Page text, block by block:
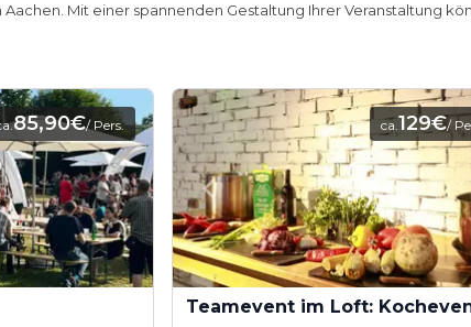
Mit einer spannenden Gestaltung Ihrer Veranstaltung
85,90€/ Pers. ca.129€/